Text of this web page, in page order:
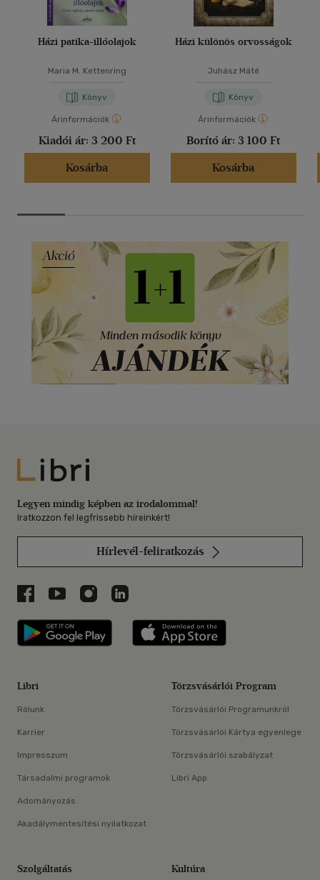
Házi patika-illóolajok
Maria M. Kettenring
Könyv
Árinformációk
Kiadói ár: 3 200 Ft
Kosárba
Házi különös orvosságok
Juhász Máté
Könyv
Árinformációk
Borító ár: 3 100 Ft
Kosárba
Libri
Legyen mindig képben az irodalommal!
Iratkozzon fel legfrissebb híreinkért!
Hírlevél-feliratkozás
Libri a Facebookon
Libri a Youtube-on
Libri az Instagramon
Libri a LinkedInen
Libri applikáció Szerezd meg: Google
Libri
Rólunk
Karrier
Impresszum
Társadalmi programok
Adományozás
Akadálymentesítési nyilatkozat
Törzsvásárlói Program
Törzsvásárlói Programunkról
Törzsvásárlói Kártya egyenlege
Törzsvásárlói szabályzat
Libri App
Szolgáltatás Kultúra